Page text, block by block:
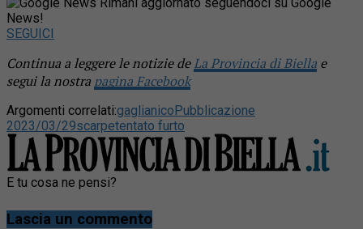
News!
SEGUICI
Continua a leggere le notizie deLa Provincia di Biella e
segui la nostra pagina Facebook
Argomenti correlati:gaglianicoPubblicazione
2023/03/29scarpetentato furto
E tu cosa ne pensi?
Lascia un commento